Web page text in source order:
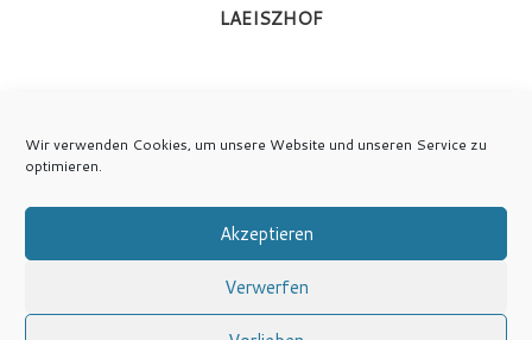
Wir verwenden Cookies, um unsere Website und unseren Service zu
optimieren.
Akzeptieren
Verwerfen
LAEISZHOF